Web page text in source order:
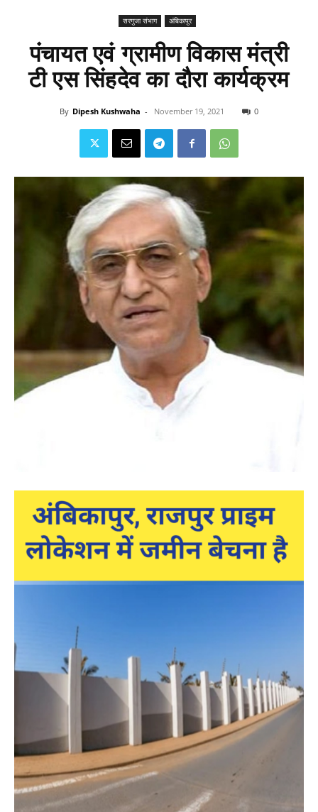
सरगुजा संभाग अंबिकापुर
पंचायत एवं ग्रामीण विकास मंत्री
टी एस सिंहदेव का दौरा कार्यक्रम
By Dipesh Kushwaha - November 19, 2021 0